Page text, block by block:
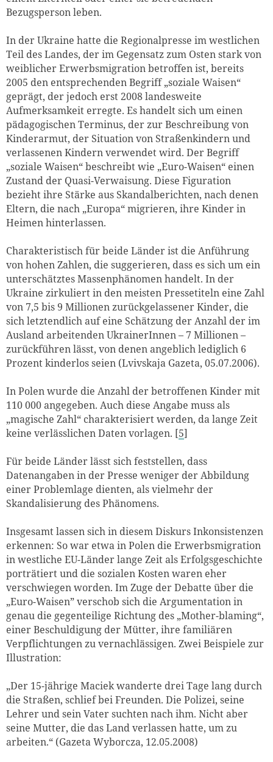
Bezugsperson leben.
In der Ukraine hatte die Regionalpresse im westlichen
Teil des Landes, der im Gegensatz zum Osten stark von
weiblicher Erwerbsmigration betroffen ist, bereits
2005 den entsprechenden Begriff „soziale Waisen“
geprägt, der jedoch erst 2008 landesweite
Aufmerksamkeit erregte. Es handelt sich um einen
pädagogischen Terminus, der zur Beschreibung von
Kinderarmut, der Situation von Straßenkindern und
verlassenen Kindern verwendet wird. Der Begriff
„soziale Waisen“ beschreibt wie „Euro-Waisen“ einen
Zustand der Quasi-Verwaisung. Diese Figuration
bezieht ihre Stärke aus Skandalberichten, nach denen
Eltern, die nach „Europa“ migrieren, ihre Kinder in
Heimen hinterlassen.
Charakteristisch für beide Länder ist die Anführung
von hohen Zahlen, die suggerieren, dass es sich um ein
unterschätztes Massenphänomen handelt. In der
Ukraine zirkuliert in den meisten Pressetiteln eine Zahl
von 7,5 bis 9 Millionen zurückgelassener Kinder, die
sich letztendlich auf eine Schätzung der Anzahl der im
Ausland arbeitenden UkrainerInnen – 7 Millionen –
zurückführen lässt, von denen angeblich lediglich 6
Prozent kinderlos seien (Lvivskaja Gazeta, 05.07.2006).
In Polen wurde die Anzahl der betroffenen Kinder mit
110 000 angegeben. Auch diese Angabe muss als
„magische Zahl“ charakterisiert werden, da lange Zeit
keine verlässlichen Daten vorlagen. [5]
Für beide Länder lässt sich feststellen, dass
Datenangaben in der Presse weniger der Abbildung
einer Problemlage dienten, als vielmehr der
Skandalisierung des Phänomens.
Insgesamt lassen sich in diesem Diskurs Inkonsistenzen
erkennen: So war etwa in Polen die Erwerbsmigration
in westliche EU-Länder lange Zeit als Erfolgsgeschichte
porträtiert und die sozialen Kosten waren eher
verschwiegen worden. Im Zuge der Debatte über die
„Euro-Waisen” verschob sich die Argumentation in
genau die gegenteilige Richtung des „Mother-blaming“,
einer Beschuldigung der Mütter, ihre familiären
Verpflichtungen zu vernachlässigen. Zwei Beispiele zur
Illustration:
„Der 15-jährige Maciek wanderte drei Tage lang durch
die Straßen, schlief bei Freunden. Die Polizei, seine
Lehrer und sein Vater suchten nach ihm. Nicht aber
seine Mutter, die das Land verlassen hatte, um zu
arbeiten.“ (Gazeta Wyborcza, 12.05.2008)